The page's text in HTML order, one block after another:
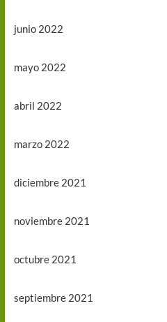
junio 2022
mayo 2022
abril 2022
marzo 2022
diciembre 2021
noviembre 2021
octubre 2021
septiembre 2021